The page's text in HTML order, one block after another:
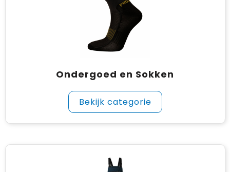
Ondergoed en Sokken
Bekijk categorie